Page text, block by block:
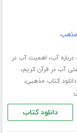
مذهب
،درباره آب، اهمیت آب در
آب در قرآن کریم،
دانلود کتاب مذهبی،
دانلود کتاب